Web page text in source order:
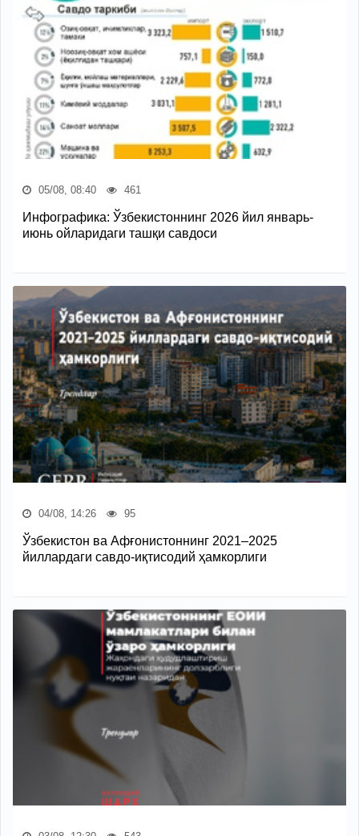
05/08, 08:40 461
Инфографика: Ўзбекистоннинг 2026 йил январь-
июнь ойларидаги ташқи савдоси
04/08, 14:26 95
Ўзбекистон ва Афғонистоннинг 2021–2025
йиллардаги савдо-иқтисодий ҳамкорлиги